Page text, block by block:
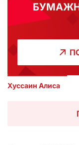
Хуссаин Алиса